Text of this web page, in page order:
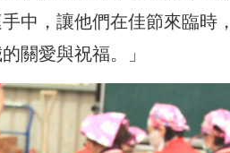
中，讓他們在佳節來臨時
關愛與祝福。」